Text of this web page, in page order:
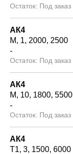
Под заказ
АК4
М
1 2000 2500
-
Под заказ
АК4
М
10 1800 5500
-
Под заказ
АК4
Т1 3 1500 6000